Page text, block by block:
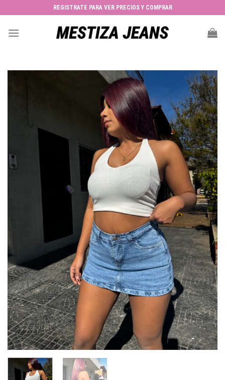
to
content
REGISTRATE PARA VER PRECIOS Y COMPRAR